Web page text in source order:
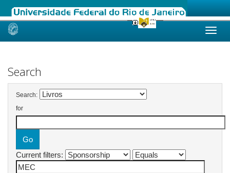
Skip
Search
Search:
for
Current filters: